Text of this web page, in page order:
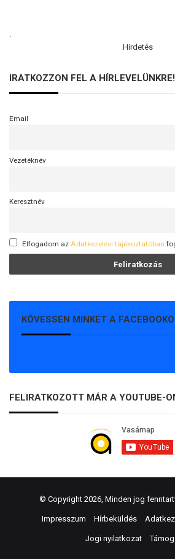
.
Hirdetés
IRATKOZZON FEL A HÍRLEVELÜNKRE!
Email
Vezetéknév
Keresztnév
Elfogadom az Adatkezelési tájékoztatóban
KÖVESSEN MINKET A
FELIRATKOZOTT MÁR A YOUTUBE-
© Copyright 2026, Minden jog
Impresszum Hírbeküldés
Jogi nyilatkozat